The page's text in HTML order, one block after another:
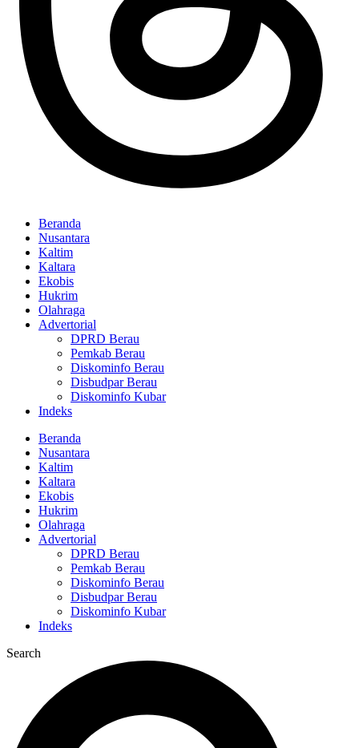
Beranda
Nusantara
Kaltim
Kaltara
Ekobis
Hukrim
Olahraga
Advertorial
DPRD Berau
Pemkab Berau
Diskominfo Berau
Disbudpar Berau
Diskominfo Kubar
Indeks
Beranda
Nusantara
Kaltim
Kaltara
Ekobis
Hukrim
Olahraga
Advertorial
DPRD Berau
Pemkab Berau
Diskominfo Berau
Disbudpar Berau
Diskominfo Kubar
Indeks
Search